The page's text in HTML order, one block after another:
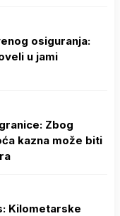
osiguranja:
u jami
Zbog
kazna može biti
Kilometarske